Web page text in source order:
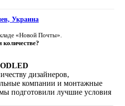
Украина
«Новой Почты».
дизайнеров,
компании и монтажные
подготовили лучшие условия